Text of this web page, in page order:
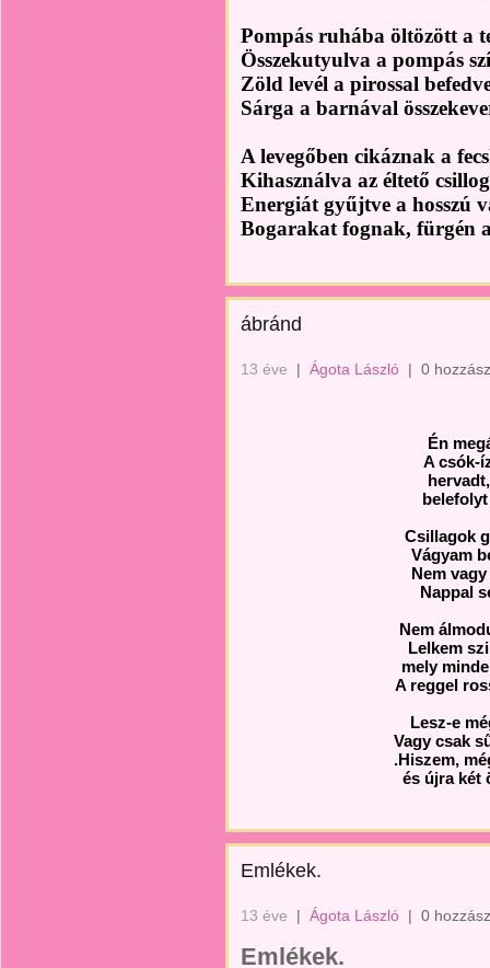
Pompás ruhába öltözött a
Összekutyulva a pompás
Zöld levél a pirossal
Sárga a barnával
A levegőben cikáznak a
Kihasználva az éltető
Energiát gyűjtve a hosszú
Bogarakat fognak, fürgén
ábránd
13 éve | Ágota László | 0
Én
A csók-
Csillagok
Vágyam
Nem
Nappal
Nem
Lelkem
mely
A reggel
Lesz-e
Vagy csak
.Hiszem,
és újra két
Emlékek.
13 éve | Ágota László | 0
Emlékek.